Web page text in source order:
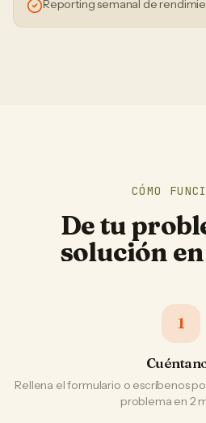
Reporting semanal de
CÓMO
De tu
solución
1
Rellena el formulario o escríbenos
problema en 2